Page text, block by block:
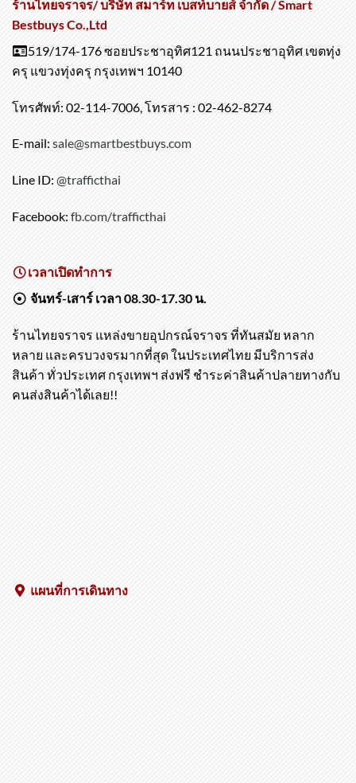
Bestbuys Co.,Ltd
519/174-176 ซอยประชาอุทิศ121 ถนนประชาอุทิศ เขตทุ่ง
ครุ แขวงทุ่งครุ กรุงเทพฯ 10140
โทรศัพท์: 02-114-7006, โทรสาร : 02-462-8274
E-mail:sale@smartbestbuys.com
Line ID:@trafficthai
เวลาเปิดทำการ
จันทร์-เสาร์ เวลา 08.30-17.30 น.
ร้านไทยจราจร แหล่งขายอุปกรณ์จราจร ที่ทันสมัย หลาก
หลาย และครบวงจรมากที่สุด ในประเทศไทย มีบริการส่ง